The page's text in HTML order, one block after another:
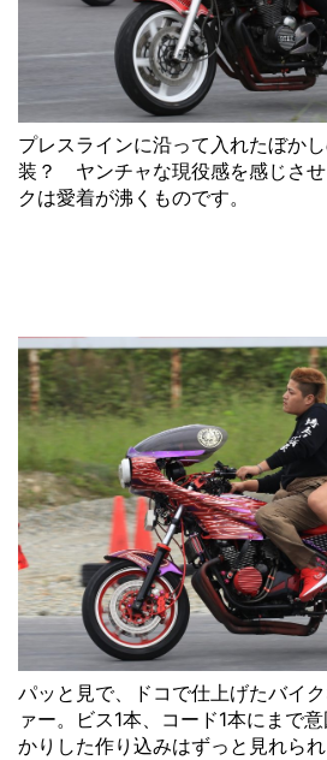
プレスラインに沿って入れたぼか
装？ ヤンチャな現役感を感じさせ
クは愛着が沸くものです。
パッと見で、ドコで仕上げたバイ
ァー。ビス1本、コード1本にまで
かりした作り込みはずっと見れられ